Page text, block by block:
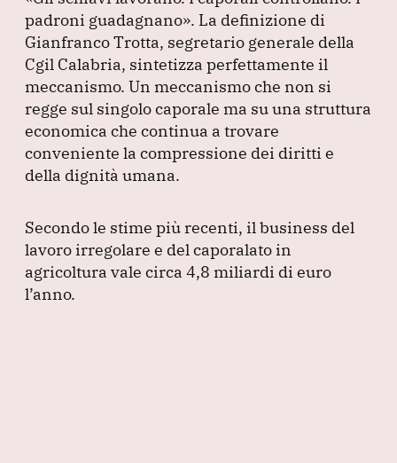
padroni guadagnano». La definizione di
Gianfranco Trotta, segretario generale della
Cgil Calabria, sintetizza perfettamente il
meccanismo. Un meccanismo che non si
regge sul singolo caporale ma su una struttura
economica che continua a trovare
conveniente la compressione dei diritti e
della dignità umana.
Secondo le stime più recenti, il business del
lavoro irregolare e del caporalato in
agricoltura vale circa 4,8 miliardi di euro
l’anno.